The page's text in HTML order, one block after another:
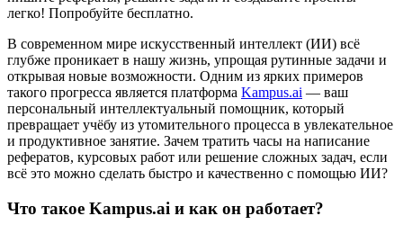
легко! Попробуйте бесплатно.
В современном мире искусственный интеллект (ИИ) всё
глубже проникает в нашу жизнь, упрощая рутинные задачи и
открывая новые возможности. Одним из ярких примеров
такого прогресса является платформа Kampus.ai — ваш
персональный интеллектуальный помощник, который
превращает учёбу из утомительного процесса в увлекательное
и продуктивное занятие. Зачем тратить часы на написание
рефератов, курсовых работ или решение сложных задач, если
всё это можно сделать быстро и качественно с помощью ИИ?
Что такое Kampus.ai и как он работает?